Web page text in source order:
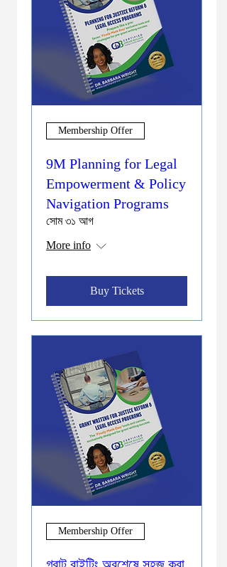
Membership Offer
9M Planning for Legal
Empowerment & Policy
Navigation Programs
সোম ৩১ আগ
More info
Buy Tickets
Membership Offer